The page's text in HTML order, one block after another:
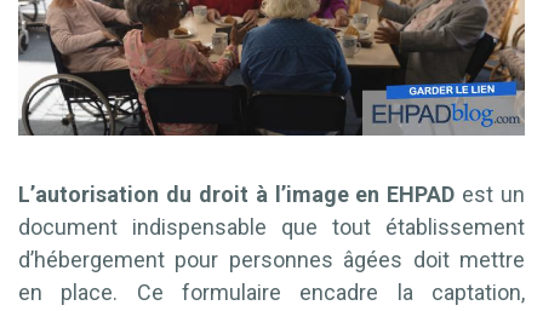
L’autorisation du droit à l’image en EHPAD est un
document indispensable que tout établissement
d’hébergement pour personnes âgées doit mettre
en place. Ce formulaire encadre la captation,